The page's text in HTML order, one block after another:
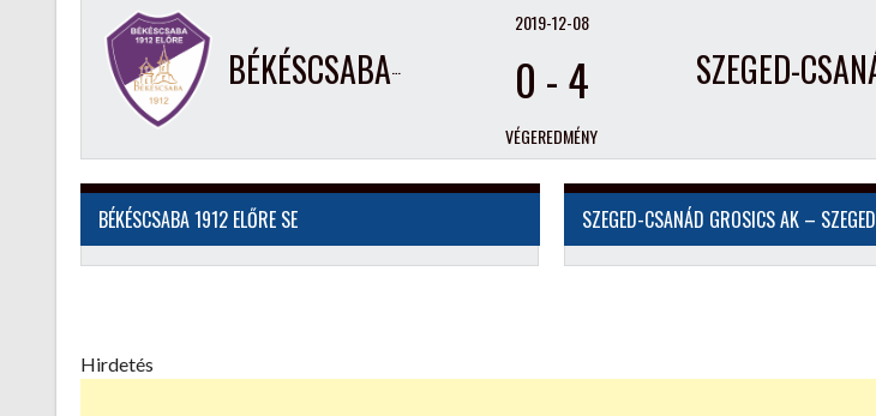
BÉKÉSCSABA 1912 ELŐRE SE
2019-12-08
0 -4
VÉGEREDMÉNY
BÉKÉSCSABA 1912 ELŐRE SE SZEGED-CSANÁD GROSICS AK – SZEGED
Hirdetés